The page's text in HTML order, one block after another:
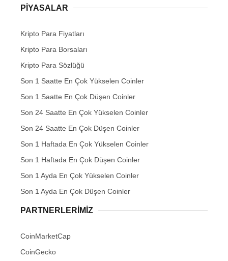
PIYASALAR
Kripto Para Fiyatları
Kripto Para Borsaları
Kripto Para Sözlüğü
Son 1 Saatte En Çok Yükselen Coinler
Son 1 Saatte En Çok Düşen Coinler
Son 24 Saatte En Çok Yükselen Coinler
Son 24 Saatte En Çok Düşen Coinler
Son 1 Haftada En Çok Yükselen Coinler
Son 1 Haftada En Çok Düşen Coinler
Son 1 Ayda En Çok Yükselen Coinler
Son 1 Ayda En Çok Düşen Coinler
PARTNERLERIMIZ
CoinMarketCap
CoinGecko